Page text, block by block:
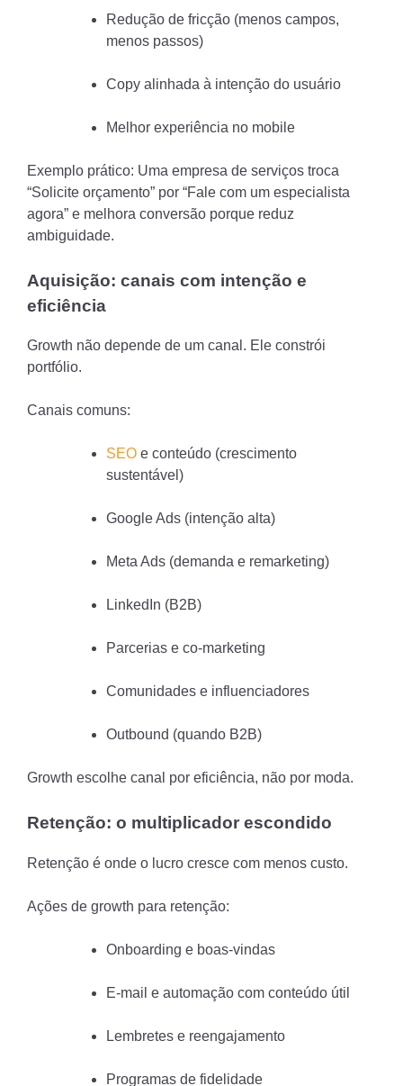
Redução de fricção (menos campos,
menos passos)
Copy alinhada à intenção do usuário
Melhor experiência no mobile
Exemplo prático: Uma empresa de serviços troca
“Solicite orçamento” por “Fale com um especialista
agora” e melhora conversão porque reduz
ambiguidade.
Aquisição: canais com intenção e
eficiência
Growth não depende de um canal. Ele constrói
portfólio.
Canais comuns:
SEO e conteúdo (crescimento
sustentável)
Google Ads (intenção alta)
Meta Ads (demanda e remarketing)
LinkedIn (B2B)
Parcerias e co-marketing
Comunidades e influenciadores
Outbound (quando B2B)
Growth escolhe canal por eficiência, não por moda.
Retenção: o multiplicador escondido
Retenção é onde o lucro cresce com menos custo.
Ações de growth para retenção:
Onboarding e boas-vindas
E-mail e automação com conteúdo útil
Lembretes e reengajamento
Programas de fidelidade